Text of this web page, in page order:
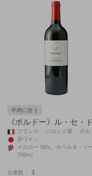
牛肉に合う
《ボルドー》ル・セ・
フランス ジロンド県 ボル
赤ワイン
メルロー 56%、カベルネ・ソ
750ml
在庫数： 3